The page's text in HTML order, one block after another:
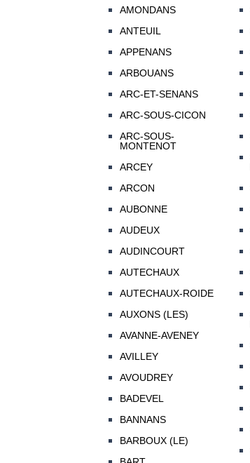
AMONDANS
ANTEUIL
APPENANS
ARBOUANS
ARC-ET-SENANS
ARC-SOUS-CICON
ARC-SOUS-
MONTENOT
ARCEY
ARCON
AUBONNE
AUDEUX
AUDINCOURT
AUTECHAUX
AUTECHAUX-ROIDE
AUXONS (LES)
AVANNE-AVENEY
AVILLEY
AVOUDREY
BADEVEL
BANNANS
BARBOUX (LE)